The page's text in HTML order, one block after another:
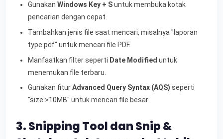
Gunakan Windows Key + Suntuk membuka kotak
pencarian dengan cepat.
Tambahkan jenis file saat mencari, misalnya "laporan
type:pdf" untuk mencari file PDF.
Manfaatkan filter seperti Date Modified untuk
menemukan file terbaru.
Gunakan fiturAdvanced Query Syntax (AQS) seperti
"size:>10MB" untuk mencari file besar.
3. Snipping Tool dan Snip &